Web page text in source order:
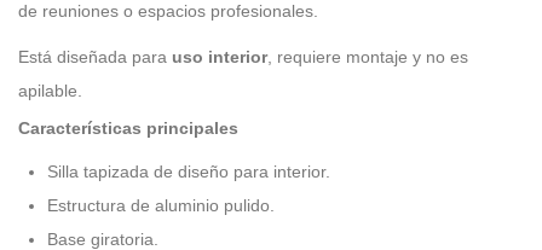
de reuniones o espacios profesionales.
Está diseñada para uso interior, requiere montaje y no es
apilable.
Características principales
Silla tapizada de diseño para interior.
Estructura de aluminio pulido.
Base giratoria.